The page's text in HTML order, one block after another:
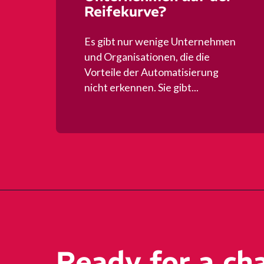
Reifekurve?
Es gibt nur wenige Unternehmen
und Organisationen, die die
Vorteile der Automatisierung
nicht erkennen. Sie gibt...